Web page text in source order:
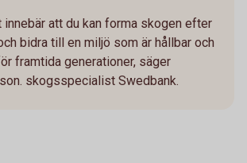
innebär att du kan forma skogen efter
bidra till en miljö som är hållbar och
framtida generationer, säger
skogsspecialist Swedbank.